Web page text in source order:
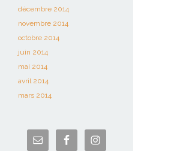
décembre 2014
novembre 2014
octobre 2014
juin 2014
mai 2014
avril 2014
mars 2014